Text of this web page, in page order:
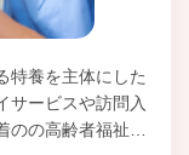
特養を主体にした
サービスや訪問入
のの高齢者福祉